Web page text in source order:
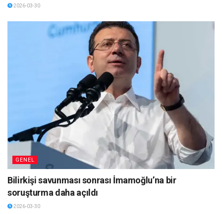
2026-03-30
GENEL
Bilirkişi savunması sonrası İmamoğlu’na bir
soruşturma daha açıldı
2026-03-30